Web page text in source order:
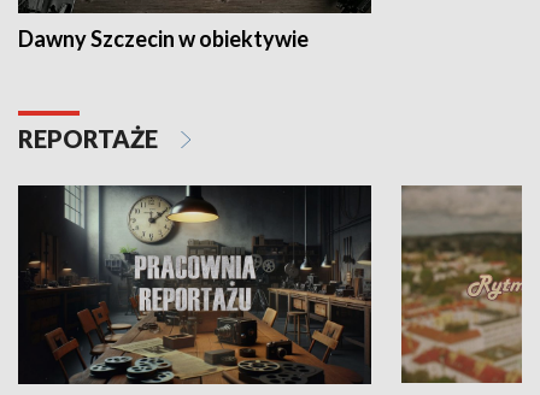
Dawny Szczecin w obiektywie
REPORTAŻE